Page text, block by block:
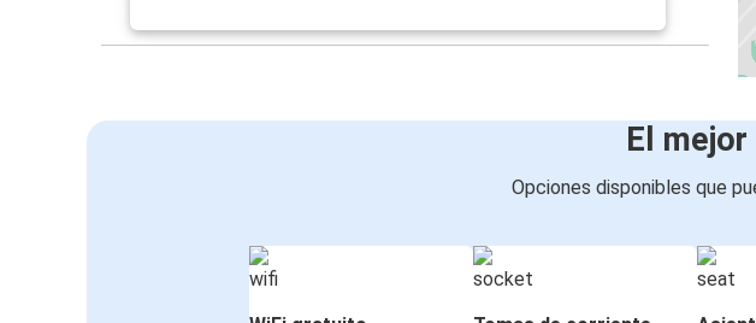
El
Opciones disponibles que